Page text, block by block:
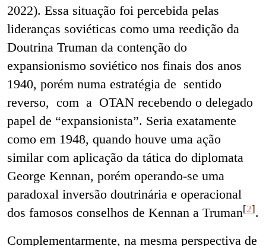
2022). Essa situação foi percebida pelas
lideranças soviéticas como uma reedição da
Doutrina Truman da contenção do
expansionismo soviético nos finais dos anos
1940, porém numa estratégia de sentido
reverso, com a OTAN recebendo o delegado
papel de “expansionista”. Seria exatamente
como em 1948, quando houve uma ação
similar com aplicação da tática do diplomata
George Kennan, porém operando-se uma
paradoxal inversão doutrinária e operacional
dos famosos conselhos de Kennan a Truman[2].
Complementarmente, na mesma perspectiva de